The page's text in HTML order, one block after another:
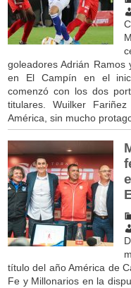
goleadores Adrián
en El Campín en el
comenzó con los dos
titulares. Wuilker
América, sin mucho
título del año América de
Fe y Millonarios en la